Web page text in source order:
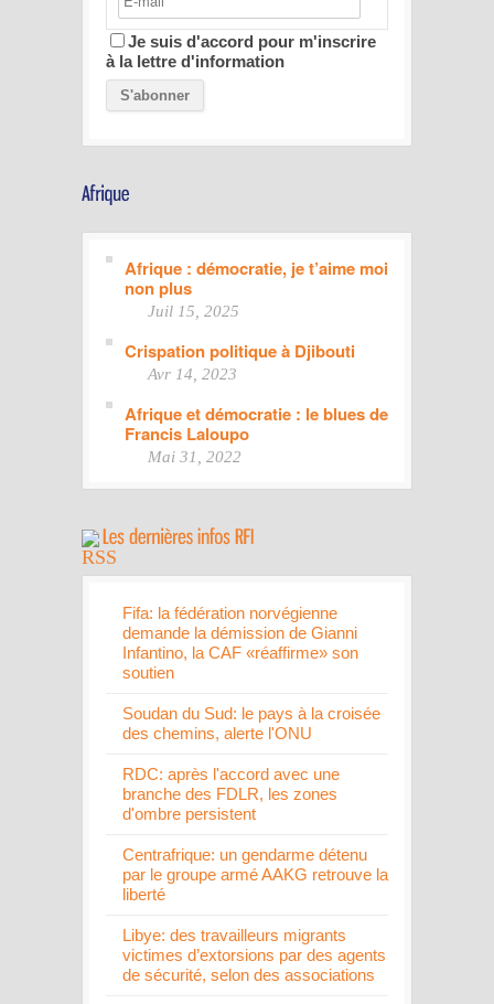
Je suis d'accord pour m'inscrire
à la lettre d'information
Afrique : démocratie, je t’aime moi
non plus
Juil 15, 2025
Crispation politique à Djibouti
Avr 14, 2023
Afrique et démocratie : le blues de
Francis Laloupo
Mai 31, 2022
Fifa: la fédération norvégienne
demande la démission de Gianni
Infantino, la CAF «réaffirme» son
soutien
Soudan du Sud: le pays à la croisée
des chemins, alerte l'ONU
RDC: après l'accord avec une
branche des FDLR, les zones
d'ombre persistent
Centrafrique: un gendarme détenu
par le groupe armé AAKG retrouve la
liberté
Libye: des travailleurs migrants
victimes d’extorsions par des agents
de sécurité, selon des associations